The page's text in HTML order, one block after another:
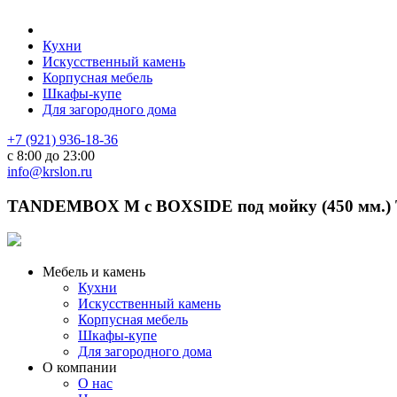
Кухни
Искусственный камень
Корпусная мебель
Шкафы-купе
Для загородного дома
+7 (921) 936-18-36
с 8:00 до 23:00
info@krslon.ru
TANDEMBOX M с BOXSIDE под мойку (450
Мебель и камень
Кухни
Искусственный камень
Корпусная мебель
Шкафы-купе
Для загородного дома
О компании
О нас